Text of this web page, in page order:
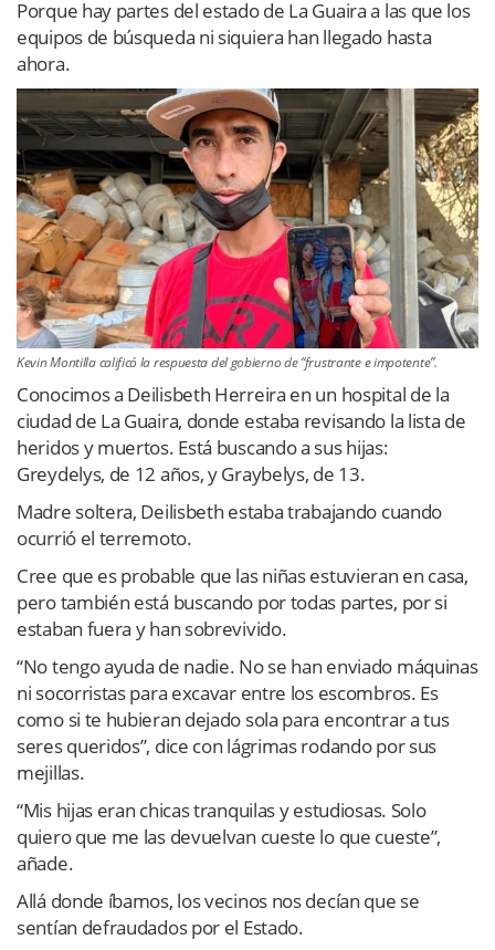
Porque hay partes del estado de La Guaira a las que los
equipos de búsqueda ni siquiera han llegado hasta
ahora.
Kevin Montilla calificó la respuesta del gobierno de “frustrante e impotente”.
Conocimos a Deilisbeth Herreira en un hospital de la
ciudad de La Guaira, donde estaba revisando la lista de
heridos y muertos. Está buscando a sus hijas:
Greydelys, de 12 años, y Graybelys, de 13.
Madre soltera, Deilisbeth estaba trabajando cuando
ocurrió el terremoto.
Cree que es probable que las niñas estuvieran en casa,
pero también está buscando por todas partes, por si
estaban fuera y han sobrevivido.
“No tengo ayuda de nadie. No se han enviado máquinas
ni socorristas para excavar entre los escombros. Es
como si te hubieran dejado sola para encontrar a tus
seres queridos”, dice con lágrimas rodando por sus
mejillas.
“Mis hijas eran chicas tranquilas y estudiosas. Solo
quiero que me las devuelvan cueste lo que cueste”,
añade.
Allá donde íbamos, los vecinos nos decían que se
sentían defraudados por el Estado.